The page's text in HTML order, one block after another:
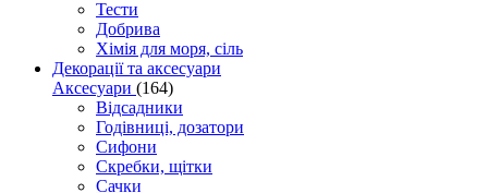
Тести
Добрива
Хімія для моря, сіль
Декорації та аксесуари
Аксесуари (164)
Відсадники
Годівниці, дозатори
Сифони
Скребки, щітки
Сачки